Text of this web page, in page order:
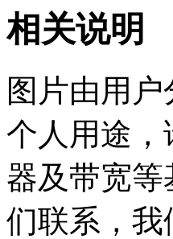
相关说明
图片由用
个人用途
器及带宽
们联系，我